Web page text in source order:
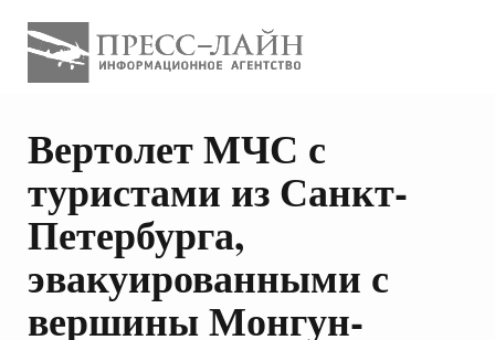
Вертолет МЧС с
туристами из Санкт-
Петербурга,
эвакуированными с
вершины Монгун-